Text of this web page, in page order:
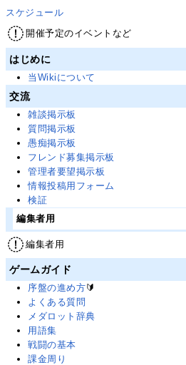
スケジュール
開催予定のイベントなど
はじめに
当Wikiについて
交流
雑談掲示板
質問掲示板
愚痴掲示板
フレンド募集掲示板
管理者要望掲示板
情報投稿用フォーム
検証
編集者用
編集者用
ゲームガイド
序盤の進め方🔰
よくある質問
メダロット辞典
用語集
戦闘の基本
課金周り